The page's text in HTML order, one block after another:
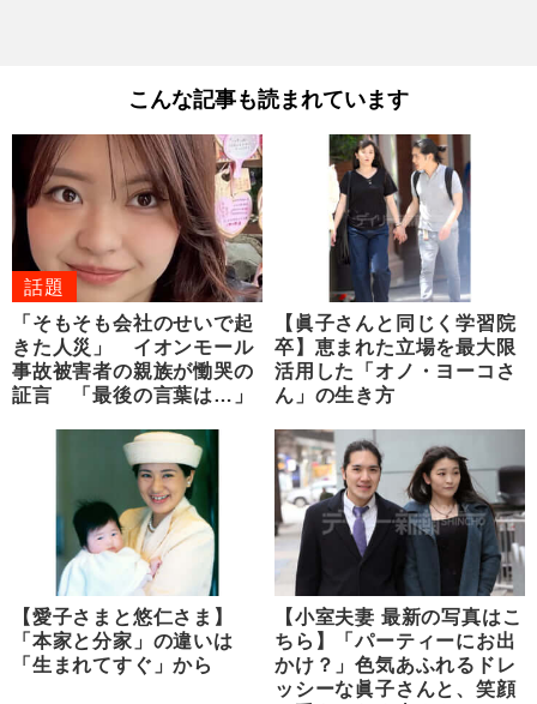
こんな記事も読まれています
話題
「そもそも会社のせいで起
きた人災」 イオンモール
事故被害者の親族が慟哭の
証言 「最後の言葉は…」
【眞子さんと同じく学習院
卒】恵まれた立場を最大限
活用した「オノ・ヨーコさ
ん」の生き方
【愛子さまと悠仁さま】
「本家と分家」の違いは
「生まれてすぐ」から
【小室夫妻 最新の写真はこ
ちら】「パーティーにお出
かけ？」色気あふれるドレ
ッシーな眞子さんと、笑顔